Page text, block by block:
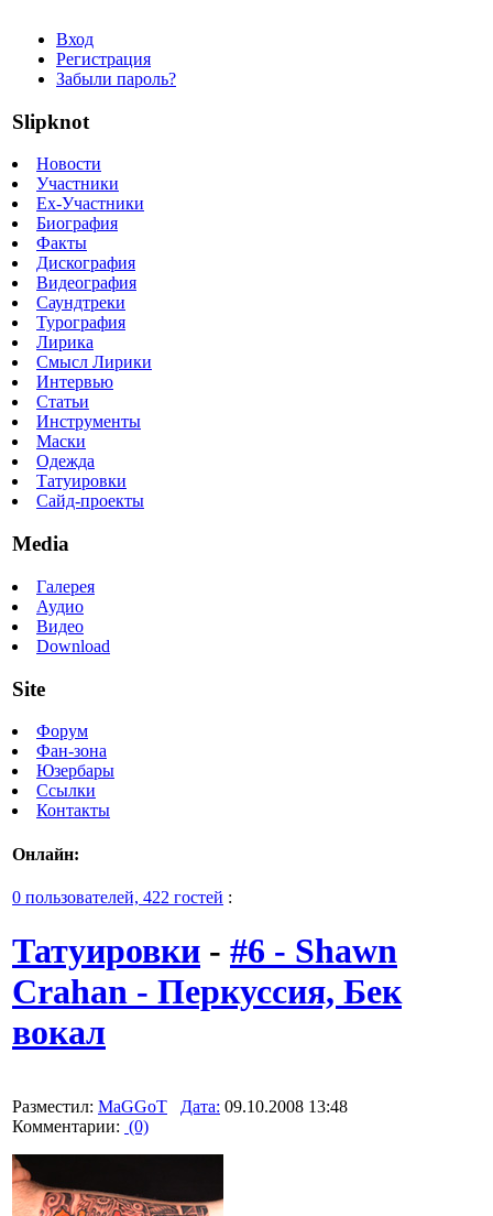
Вход
Регистрация
Забыли пароль?
Slipknot
Новости
Участники
Ex-Участники
Биография
Факты
Дискография
Видеография
Саундтреки
Турография
Лирика
Смысл Лирики
Интервью
Статьи
Инструменты
Маски
Одежда
Татуировки
Сайд-проекты
Media
Галерея
Аудио
Видео
Download
Site
Форум
Фан-зона
Юзербары
Ссылки
Контакты
Онлайн:
0 пользователей, 422 гостей :
Татуировки - #6 - Shawn
Crahan - Перкуссия, Бек
вокал
Разместил: MaGGoT Дата: 09.10.2008 13:48
Комментарии: (0)